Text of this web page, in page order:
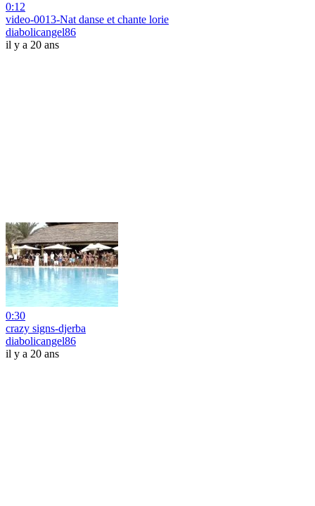
0:12
video-0013-Nat danse et chante lorie
diabolicangel86
il y a 20 ans
0:30
crazy signs-djerba
diabolicangel86
il y a 20 ans